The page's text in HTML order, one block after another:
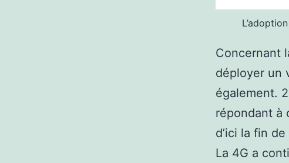
Concernant
déployer un
également.
répondant à
d’ici la fin de
La 4G a